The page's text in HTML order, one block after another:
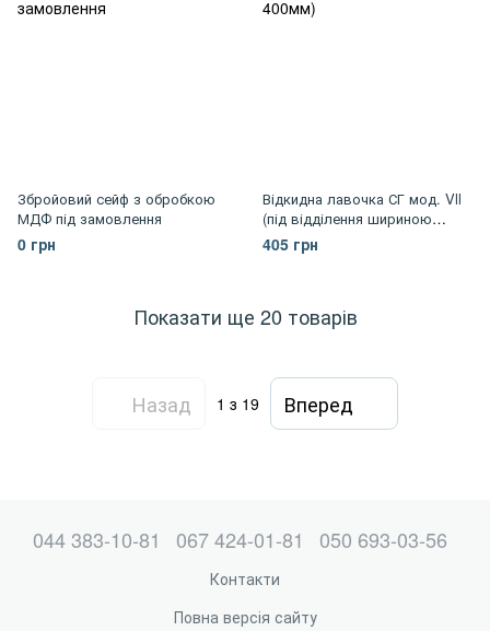
Збройовий сейф з обробкою
МДФ під замовлення
0 грн
Відкидна лавочка СГ мод. Vll
(під відділення шириною
400мм)
405 грн
Показати ще 20 товарів
Назад 1 з 19 Вперед
044 383-10-81 067 424-01-81 050 693-03-56
Контакти
Повна версія сайту